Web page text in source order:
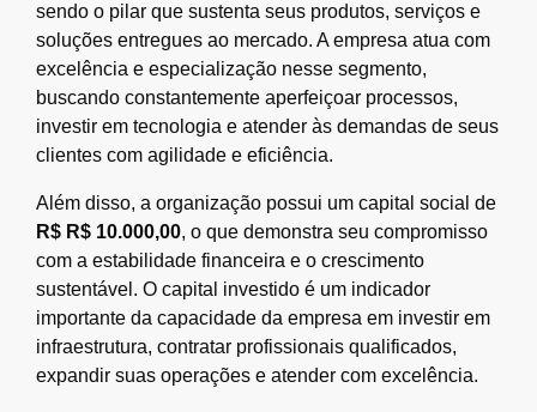
sendo o pilar que sustenta seus produtos, serviços e
soluções entregues ao mercado. A empresa atua com
excelência e especialização nesse segmento,
buscando constantemente aperfeiçoar processos,
investir em tecnologia e atender às demandas de seus
clientes com agilidade e eficiência.
Além disso, a organização possui um capital social de
R$ R$ 10.000,00, o que demonstra seu compromisso
com a estabilidade financeira e o crescimento
sustentável. O capital investido é um indicador
importante da capacidade da empresa em investir em
infraestrutura, contratar profissionais qualificados,
expandir suas operações e atender com excelência.